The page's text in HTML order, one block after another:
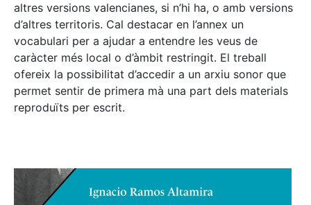
altres versions valencianes, si n’hi ha, o amb versions
d’altres territoris. Cal destacar en l’annex un
vocabulari per a ajudar a entendre les veus de
caràcter més local o d’àmbit restringit. El treball
ofereix la possibilitat d’accedir a un arxiu sonor que
permet sentir de primera mà una part dels materials
reproduïts per escrit.